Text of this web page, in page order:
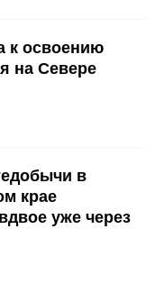
к освоению
на Севере
в
крае
уже через